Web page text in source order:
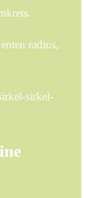
radius,
sirkel-